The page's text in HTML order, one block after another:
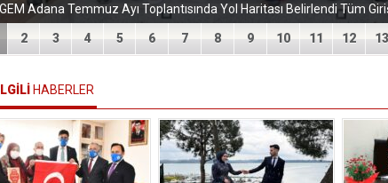
2 3 4 5 6 7 8 9 10 11 12 13
HABERLER